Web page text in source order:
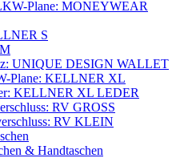
Plane: MONEYWEAR
S
UNIQUE DESIGN WALLET
Plane: KELLNER XL
KELLNER XL LEDER
RV GROSS
RV KLEIN
& Handtaschen